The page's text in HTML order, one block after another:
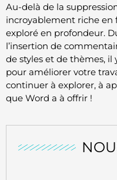
Au-delà de la
incroyablement riche en
exploré en profondeur.
l’insertion de
de styles et de thèmes, il
pour améliorer votre
continuer à explorer, à
que Word a à offrir !